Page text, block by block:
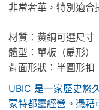
非常奢華，特別適合
材質：黃銅可選尺
體型：單板（扇形）
背面形狀：半圓形扣
UBIC 是一家歷史悠
蒙特都靈經營。憑